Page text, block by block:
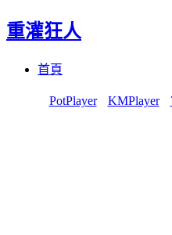
重灌狂人
首頁
PotPlayer KMPlayer